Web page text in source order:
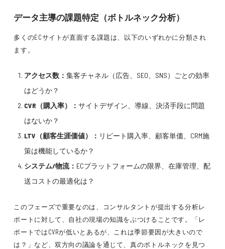
データ主導の課題特定（ボトルネック分析）
多くのECサイトが直面する課題は、以下のいずれかに分類され
ます。
アクセス数：集客チャネル（広告、SEO、SNS）ごとの効率
はどうか？
CVR（購入率）：サイトデザイン、導線、決済手段に問題
はないか？
LTV（顧客生涯価値）： リピート購入率、顧客単価、CRM施
策は機能しているか？
システム/物流： ECプラットフォームの限界、在庫管理、配
送コストの最適化は？
このフェーズで重要なのは、コンサルタントが提出する分析レ
ポートに対して、自社の現場の知識をぶつけることです。「レ
ポートではCVRが低いとあるが、これは季節要因が大きいので
は？」など、双方向の議論を通じて、真のボトルネックを見つ